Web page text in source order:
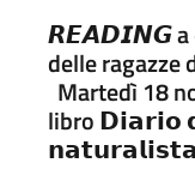
𝙍𝙀𝘼𝘿𝙄𝙉𝙂 a
delle ragazze
Martedì 18
libro
𝗻𝗮𝘁𝘂𝗿𝗮𝗹𝗶𝘀𝘁𝗮